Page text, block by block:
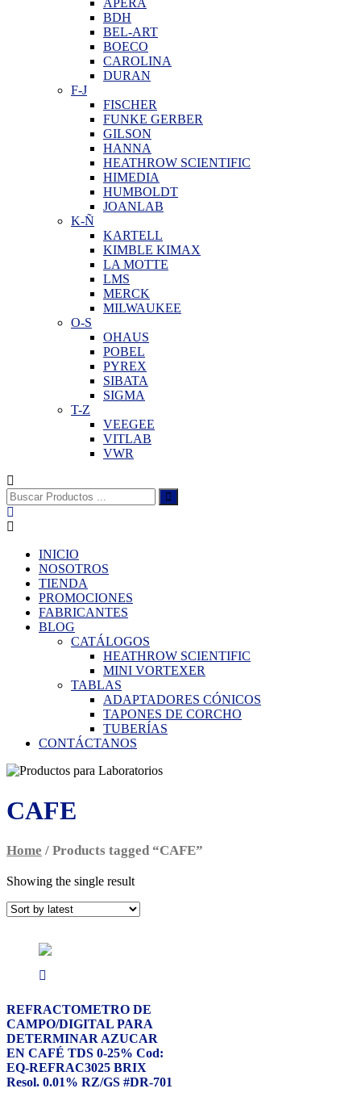
APERA
BDH
BEL-ART
BOECO
CAROLINA
DURAN
F-J
FISCHER
FUNKE GERBER
GILSON
HANNA
HEATHROW SCIENTIFIC
HIMEDIA
HUMBOLDT
JOANLAB
K-Ñ
KARTELL
KIMBLE KIMAX
LA MOTTE
LMS
MERCK
MILWAUKEE
O-S
OHAUS
POBEL
PYREX
SIBATA
SIGMA
T-Z
VEEGEE
VITLAB
VWR
Buscar:
INICIO
NOSOTROS
TIENDA
PROMOCIONES
FABRICANTES
BLOG
CATÁLOGOS
HEATHROW SCIENTIFIC
MINI VORTEXER
TABLAS
ADAPTADORES CÓNICOS
TAPONES DE CORCHO
TUBERÍAS
CONTÁCTANOS
CAFE
Home / Products tagged “CAFE”
Showing the single result
REFRACTOMETRO DE
CAMPO/DIGITAL PARA
DETERMINAR AZUCAR
EN CAFÉ TDS 0-25% Cod:
EQ-REFRAC3025 BRIX
Resol. 0.01% RZ/GS #DR-701